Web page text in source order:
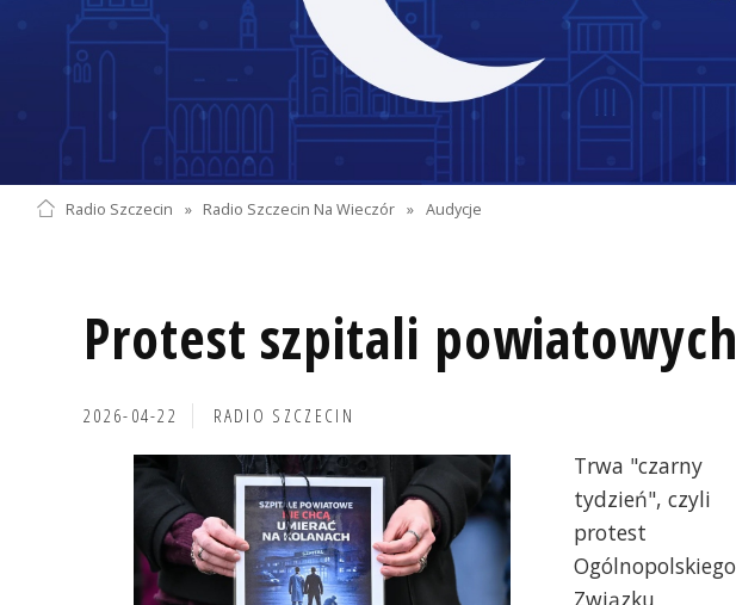
Radio Szczecin » Radio Szczecin Na Wieczór » Audycje
Protest szpitali powiatowych
2026-04-22 RADIO SZCZECIN
Trwa "czarny
tydzień", czyli
protest
Ogólnopolskiego